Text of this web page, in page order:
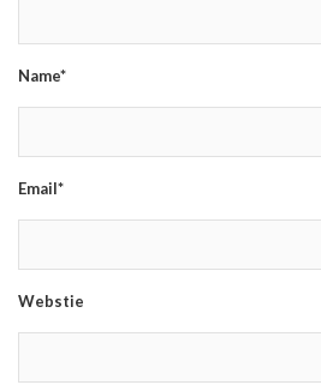
Name*
Email*
Webstie